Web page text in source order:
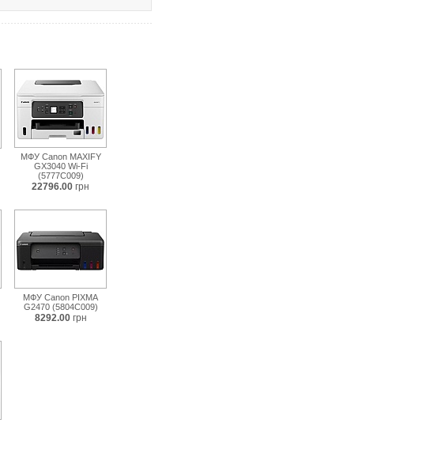
МФУ Canon MAXIFY
GX3040 Wi-Fi
(5777C009)
22796.00 грн
МФУ Canon PIXMA
G2470 (5804C009)
8292.00 грн